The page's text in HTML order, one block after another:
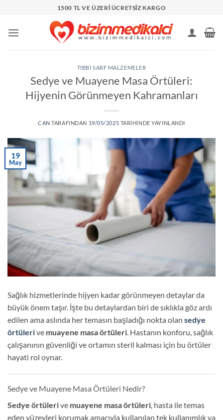
1500 TL VE ÜZERİ ÜCRETSİZ KARGO
TIBBI SARF MALZEMELER
Sedye ve Muayene Masa Örtüleri:
Hijyenin Görünmeyen Kahramanları
CAN TARAFINDAN 19/05/2025 TARIHINDE YAYINLANDI
19
May
Sağlık hizmetlerinde hijyen kadar görünmeyen detaylar da
büyük önem taşır. İşte bu detaylardan biri de sıklıkla göz ardı
edilen ama aslında her temasın başladığı nokta olan sedye
örtülerive muayene masa örtüleri. Hastanın konforu, sağlık
çalışanının güvenliği ve ortamın steril kalması için bu örtüler
hayati rol oynar.
Sedye ve Muayene Masa Örtüleri Nedir?
Sedye örtülerive muayene masa örtüleri, hasta ile temas
eden yüzeyleri korumak amacıyla kullanılan tek kullanımlık ya